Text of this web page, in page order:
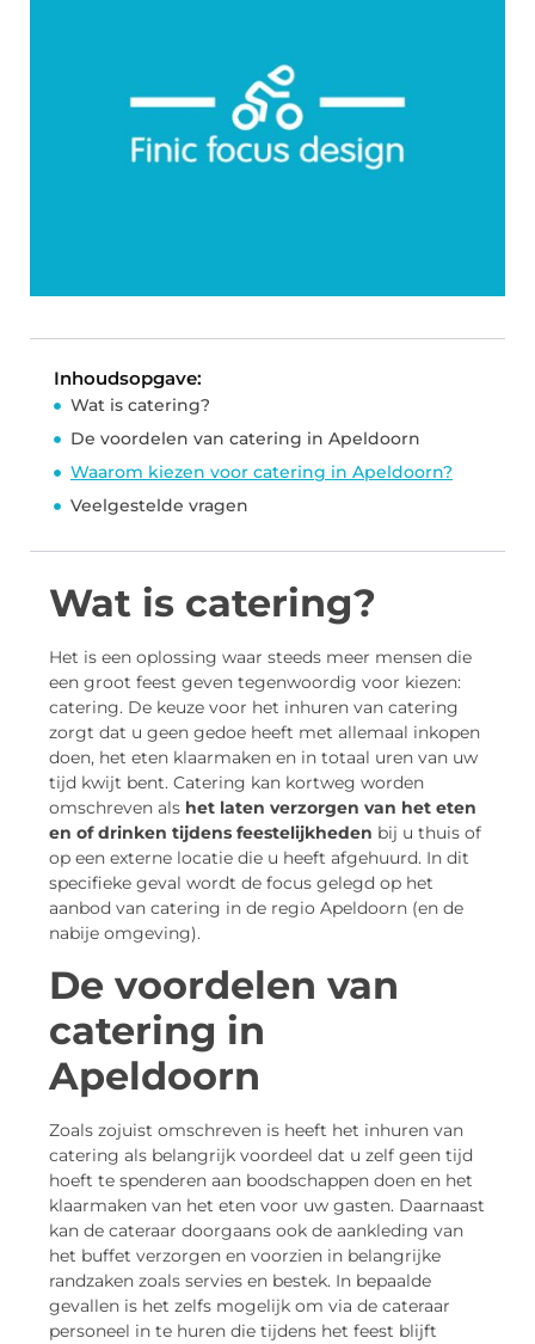
Inhoudsopgave:
Wat is catering?
De voordelen van catering in Apeldoorn
Waarom kiezen voor catering in Apeldoorn?
Veelgestelde vragen
Wat is catering?
Het is een oplossing waar steeds meer mensen die
een groot feest geven tegenwoordig voor kiezen:
catering. De keuze voor het inhuren van catering
zorgt dat u geen gedoe heeft met allemaal inkopen
doen, het eten klaarmaken en in totaal uren van uw
tijd kwijt bent. Catering kan kortweg worden
omschreven als het laten verzorgen van het eten
en of drinken tijdens feestelijkheden bij u thuis of
op een externe locatie die u heeft afgehuurd. In dit
specifieke geval wordt de focus gelegd op het
aanbod van catering in de regio Apeldoorn (en de
nabije omgeving).
De voordelen van
catering in
Apeldoorn
Zoals zojuist omschreven is heeft het inhuren van
catering als belangrijk voordeel dat u zelf geen tijd
hoeft te spenderen aan boodschappen doen en het
klaarmaken van het eten voor uw gasten. Daarnaast
kan de cateraar doorgaans ook de aankleding van
het buffet verzorgen en voorzien in belangrijke
randzaken zoals servies en bestek. In bepaalde
gevallen is het zelfs mogelijk om via de cateraar
personeel in te huren die tijdens het feest blijft